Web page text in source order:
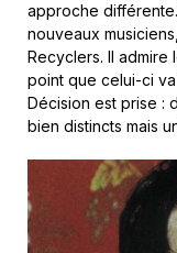
approche
nouveaux
Recyclers. Il admire
point que celui-ci
Décision est prise :
bien distincts mais